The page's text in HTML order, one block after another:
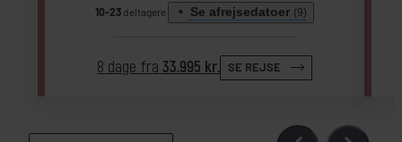
10-23 deltagere Se afrejsedatoer (9)
8 dage fra33.995 kr. SE REJSE